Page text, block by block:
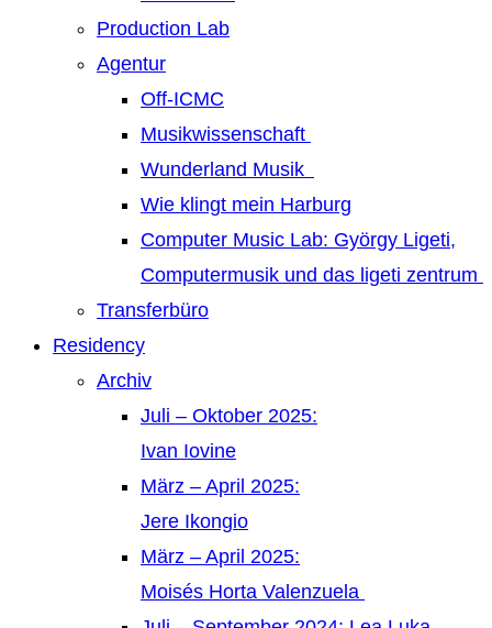
Production Lab
Agentur
Off-ICMC
Musikwissenschaft
Wunderland Musik
Wie klingt mein Harburg
Computer Music Lab: György Ligeti,
Computermusik und das ligeti zentrum
Transferbüro
Residency
Archiv
Juli – Oktober 2025:
Ivan Iovine
März – April 2025:
Jere Ikongio
März – April 2025:
Moisés Horta Valenzuela